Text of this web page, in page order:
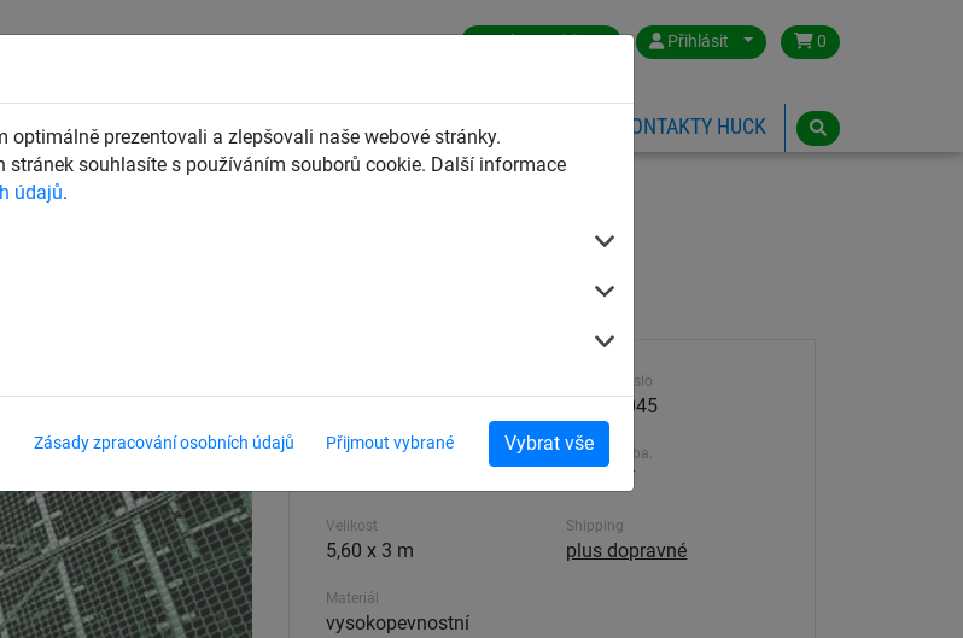
optimálně prezentovali a zlepšovali naše webové stránky.
stránek souhlasíte s používáním souborů cookie. Další informace
údajů.
Zásady zpracování osobních údajů Přijmout vybrané Vybrat vše
Czech Republic Přihlásit 0
BEZPEČNOSTNÍ SÍTĚ DĚTSKÁ LANOVÁ HŘIŠTĚ KONTAKTY HUCK
regály
oko 45 mm
Velikost ok
Velikost
5,60 x 3 m
Materiál
vysokopevnostní
Výrobek číslo
25504-045
Dodací doba.
7-21 dní
Shipping
plus dopravné